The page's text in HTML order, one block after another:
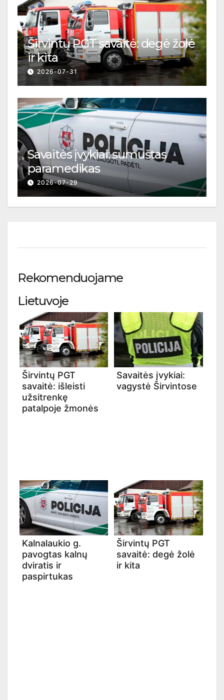
Širvintų PGT savaitė: degė žolė
ir kita
2026-07-31
Savaitės įvykiai: sumuštas
paramedikas
2026-07-29
Rekomenduojame
Lietuvoje
Širvintų PGT
savaitė: išleisti
užsitrenkę
patalpoje žmonės
Savaitės įvykiai:
vagystė Širvintose
Kalnalaukio g.
pavogtas kalnų
dviratis ir
paspirtukas
Širvintų PGT
savaitė: degė žolė
ir kita